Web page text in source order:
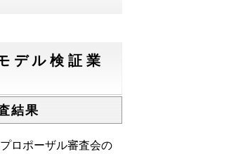
デル検証業
結果
ロポーザル審査会の